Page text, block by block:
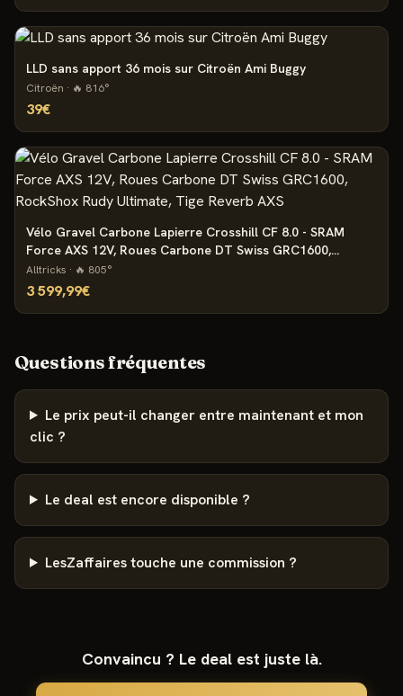
LLD sans apport 36 mois sur Citroën Ami Buggy
Citroën · 🔥 816°
39€
Vélo Gravel Carbone Lapierre Crosshill CF 8.0 - SRAM
Force AXS 12V, Roues Carbone DT Swiss GRC1600,
RockShox Rudy Ultimate, Tige Reverb AXS
Alltricks · 🔥 805°
3 599,99€
Questions fréquentes
Le prix peut-il changer entre maintenant et mon
clic ?
Le deal est encore disponible ?
LesZaffaires touche une commission ?
Convaincu ? Le deal est juste là.